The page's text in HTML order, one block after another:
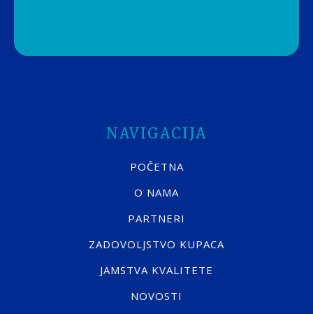
NAVIGACIJA
POČETNA
O NAMA
PARTNERI
ZADOVOLJSTVO KUPACA
JAMSTVA KVALITETE
NOVOSTI